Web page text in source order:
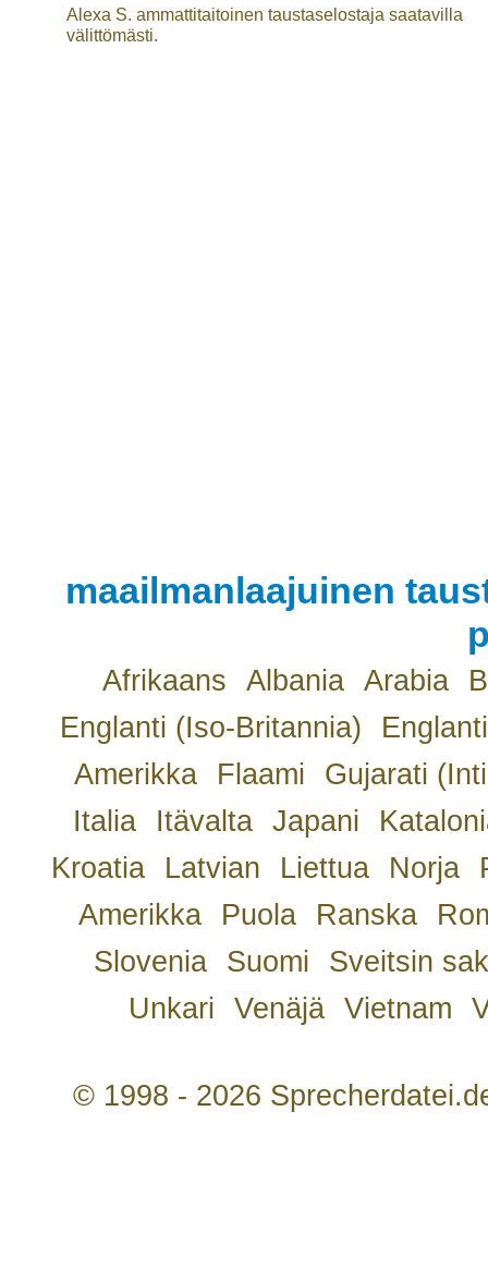
Alexa S. ammattitaitoinen taustaselostaja saatavilla
välittömästi.
maailmanlaajuinen
Afrikaans Albania Arabia
Englanti (Iso-Britannia)
Amerikka
Flaami
Gujarati
Italia
Itävalta Japani
Kroatia
Latvian Liettua Norja
Amerikka
Puola Ranska
Slovenia
Suomi
Sveitsin
Unkari
Venäjä Vietnam
© 1998 - 2026